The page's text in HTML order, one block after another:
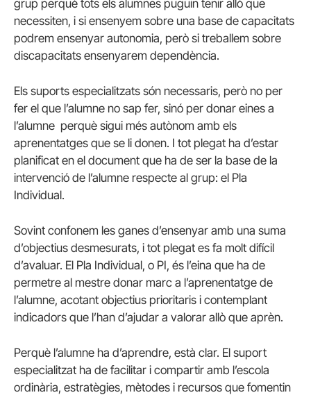
grup perquè tots els alumnes puguin tenir allò que
necessiten, i si ensenyem sobre una base de capacitats
podrem ensenyar autonomia, però si treballem sobre
discapacitats ensenyarem dependència.
Els suports especialitzats són necessaris, però no per
fer el que l’alumne no sap fer, sinó per donar eines a
l’alumne perquè sigui més autònom amb els
aprenentatges que se li donen. I tot plegat ha d’estar
planificat en el document que ha de ser la base de la
intervenció de l’alumne respecte al grup: el Pla
Individual.
Sovint confonem les ganes d’ensenyar amb una suma
d’objectius desmesurats, i tot plegat es fa molt difícil
d’avaluar. El Pla Individual, o PI, és l’eina que ha de
permetre al mestre donar marc a l’aprenentatge de
l’alumne, acotant objectius prioritaris i contemplant
indicadors que l’han d’ajudar a valorar allò que aprèn.
Perquè l’alumne ha d’aprendre, està clar. El suport
especialitzat ha de facilitar i compartir amb l’escola
ordinària, estratègies, mètodes i recursos que fomentin